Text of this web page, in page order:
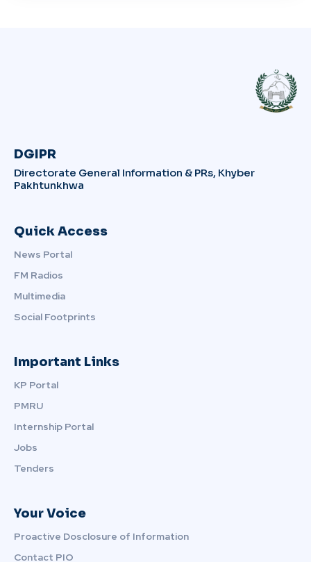
DGIPR
Directorate General Information & PRs, Khyber
Pakhtunkhwa
Quick Access
News Portal
FM Radios
Multimedia
Social Footprints
Important Links
KP Portal
PMRU
Internship Portal
Jobs
Tenders
Your Voice
Proactive Dosclosure of Information
Contact PIO